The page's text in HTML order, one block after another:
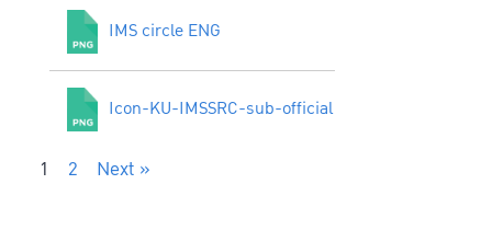
IMS circle ENG
Icon-KU-IMSSRC-sub-official
1 2 Next »